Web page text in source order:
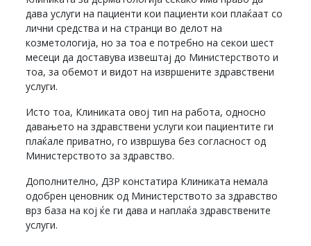
дава услуги на пациенти кои пациенти кои плаќаат со
лични средства и на странци во делот на
козметологија, но за тоа е потребно на секои шест
месеци да доставува извештај до Министерството и
тоа, за обемот и видот на извршените здравствени
услуги.
Исто тоа, Клиниката овој тип на работа, односно
давањето на здравствени услуги кои пациентите ги
плаќале приватно, го извршува без согласност од
Министерството за здравство.
Дополнително, ДЗР констатира Клиниката немала
одобрен ценовник од Министерството за здравство
врз база на кој ќе ги дава и наплаќа здравствените
услуги.